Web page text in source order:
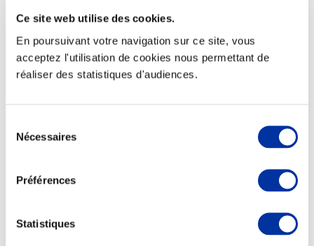
Ce site web utilise des cookies.
En poursuivant votre navigation sur ce site, vous
acceptez l'utilisation de cookies nous permettant de
réaliser des statistiques d'audiences.
Nécessaires
Préférences
Statistiques
Elevage